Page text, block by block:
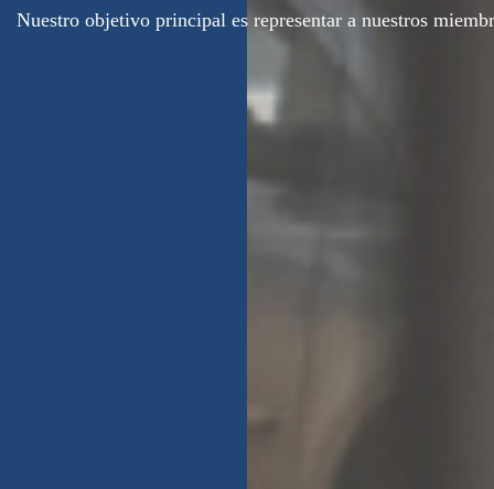
Nuestro objetivo principal es representar a nuestros